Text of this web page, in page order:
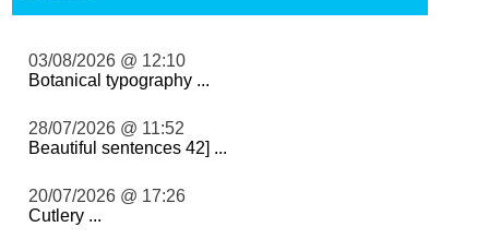
03/08/2026 @ 12:10
Botanical typography ...
28/07/2026 @ 11:52
Beautiful sentences 42] ...
20/07/2026 @ 17:26
Cutlery ...